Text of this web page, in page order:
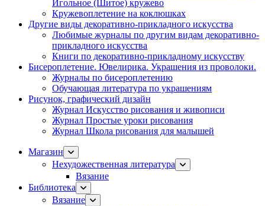
Игольное (Шитое) кружево
Кружевоплетение на коклюшках
Другие виды декоративно-прикладного искусства
Любимые журналы по другим видам декоративно-
прикладного искусства
Книги по декоративно-прикладному искусству
Бисероплетение. Ювелирика. Украшения из проволоки.
Журналы по бисероплетению
Обучающая литература по украшениям
Рисунок, графический дизайн
Журнал Искусство рисования и живописи
Журнал Простые уроки рисования
Журнал Школа рисования для малышей
Магазин
Нехудожественная литература
Вязание
Библиотека
Вязание